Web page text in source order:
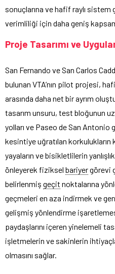
sonuçlarına ve hafif raylı
verimliliği için daha geniş
Proje Tasarımı ve
San Fernando ve San Carlos
bulunan VTA’nın pilot projesi,
arasında daha net bir ayrım
tasarım unsuru, test bloğunun
yolları ve Paseo de San
kesintiye uğratılan korkulukların
yayaların ve bisikletlilerin
önleyerek fiziksel bariyergörevi
belirlenmiş geçit noktalarına
geçmeleri en aza indirmek ve
gelişmiş yönlendirme
paydaşlarını içeren yinelemeli
işletmelerin ve sakinlerin
olmasını sağlar.